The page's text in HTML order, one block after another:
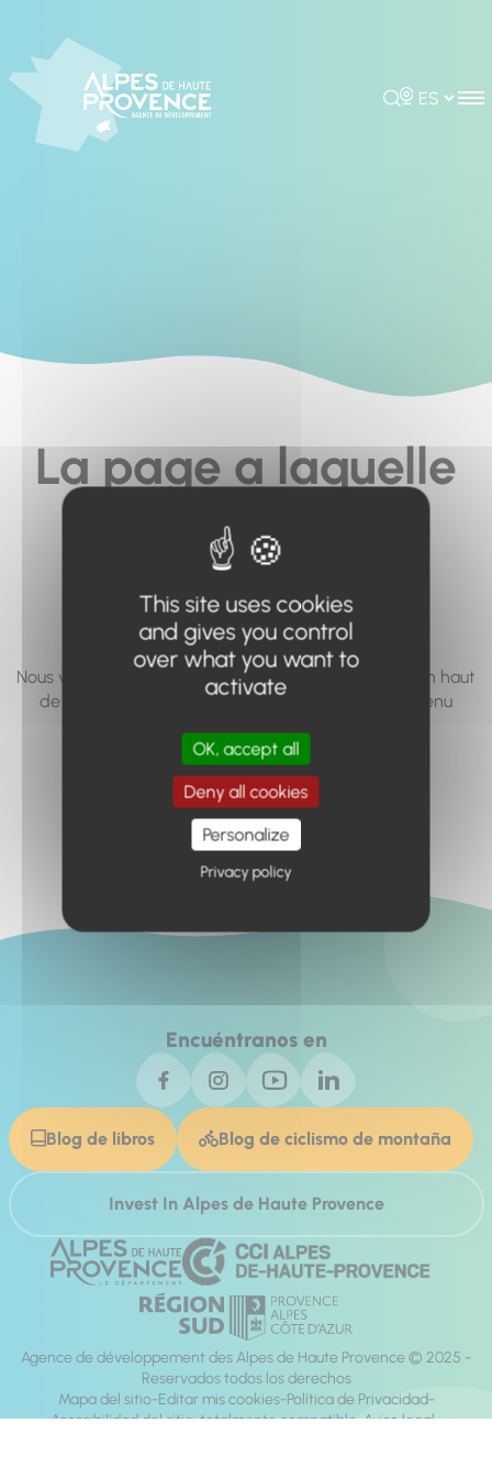
Rechercher
Choisir la
La page a laquelle
vous cherchez à
accéder n'existe
pas... ou plus.
Nous vous invitons à utiliser le moteur de recherche en haut
de page, ou à utiliser le menu pour trouver le contenu
Retour à l'accueil
Encuéntranos en
Blog de libros Blog de ciclismo de montaña
Invest In Alpes de Haute Provence
Agence de développement des Alpes de Haute Provence © 2025 -
Reservados todos los derechos
Mapa del sitio Editar mis cookies Política de Privacidad
Accesibilidad del sitio: totalmente compatible Aviso legal
This site uses cookies
and gives you control
over what you want to
activate
OK, accept all
Deny all cookies
Personalize
Privacy policy